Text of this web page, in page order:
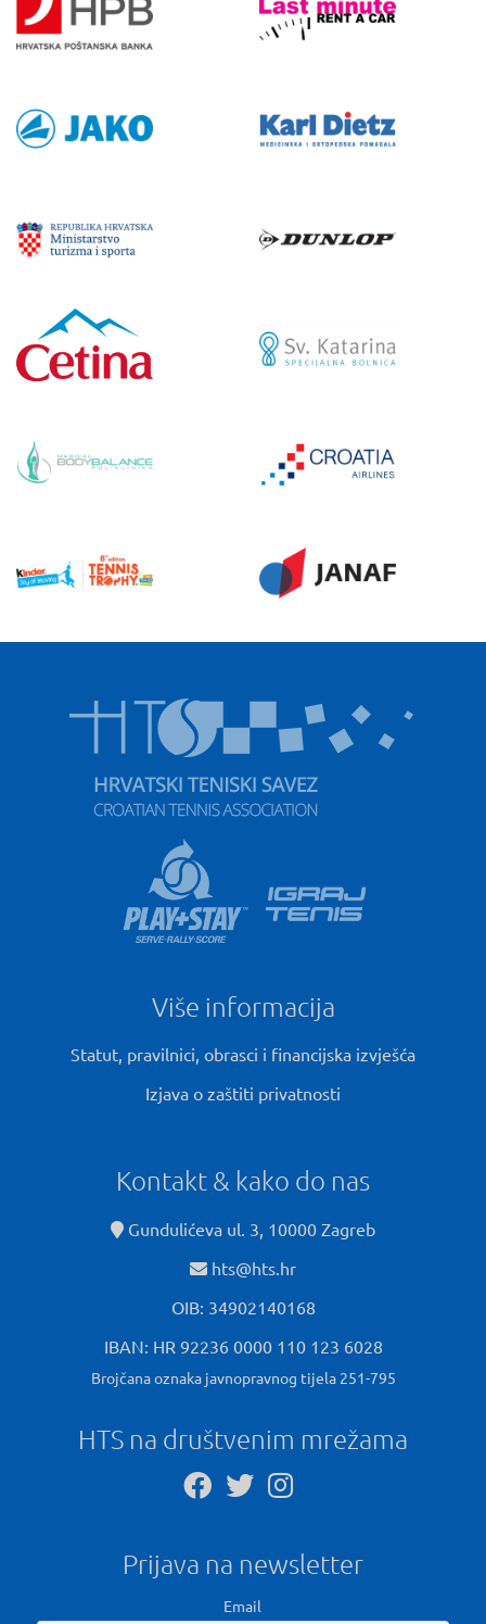
Više informacija
Statut, pravilnici, obrasci i financijska izvješća
Izjava o zaštiti privatnosti
Kontakt & kako do nas
Gundulićeva ul. 3, 10000 Zagreb
hts@hts.hr
OIB: 34902140168
IBAN: HR 92236 0000 110 123 6028
Brojčana oznaka javnopravnog tijela 251-795
HTS na društvenim mrežama
Prijava na newsletter
Email